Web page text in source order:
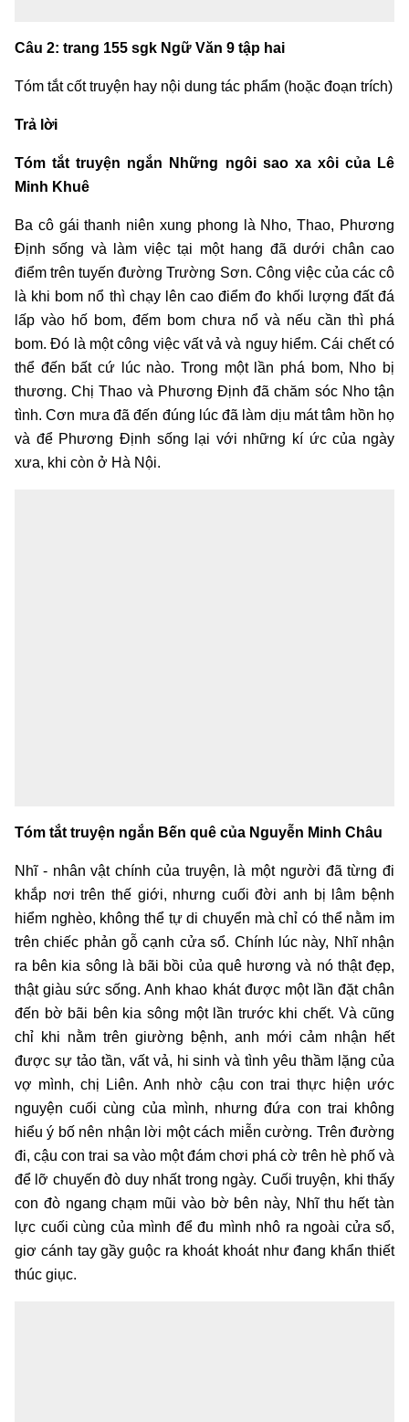
Câu 2: trang 155 sgk Ngữ Văn 9 tập hai
Tóm tắt cốt truyện hay nội dung tác phẩm (hoặc đoạn trích)
Trả lời
Tóm tắt truyện ngắn Những ngôi sao xa xôi của Lê
Minh Khuê
Ba cô gái thanh niên xung phong là Nho, Thao, Phương
Định sống và làm việc tại một hang đã dưới chân cao
điểm trên tuyến đường Trường Sơn. Công việc của các cô
là khi bom nổ thì chạy lên cao điểm đo khối lượng đất đá
lấp vào hố bom, đếm bom chưa nổ và nếu cần thì phá
bom. Đó là một công việc vất vả và nguy hiểm. Cái chết có
thể đến bất cứ lúc nào. Trong một lần phá bom, Nho bị
thương. Chị Thao và Phương Định đã chăm sóc Nho tận
tình. Cơn mưa đã đến đúng lúc đã làm dịu mát tâm hồn họ
và để Phương Định sống lại với những kí ức của ngày
xưa, khi còn ở Hà Nội.
Tóm tắt truyện ngắn Bến quê của Nguyễn Minh Châu
Nhĩ - nhân vật chính của truyện, là một người đã từng đi
khắp nơi trên thế giới, nhưng cuối đời anh bị lâm bệnh
hiểm nghèo, không thể tự di chuyển mà chỉ có thể nằm im
trên chiếc phản gỗ cạnh cửa sổ. Chính lúc này, Nhĩ nhận
ra bên kia sông là bãi bồi của quê hương và nó thật đẹp,
thật giàu sức sống. Anh khao khát được một lần đặt chân
đến bờ bãi bên kia sông một lần trước khi chết. Và cũng
chỉ khi nằm trên giường bệnh, anh mới cảm nhận hết
được sự tảo tần, vất vả, hi sinh và tình yêu thầm lặng của
vợ mình, chị Liên. Anh nhờ cậu con trai thực hiện ước
nguyện cuối cùng của mình, nhưng đứa con trai không
hiểu ý bố nên nhận lời một cách miễn cường. Trên đường
đi, cậu con trai sa vào một đám chơi phá cờ trên hè phố và
để lỡ chuyến đò duy nhất trong ngày. Cuối truyện, khi thấy
con đò ngang chạm mũi vào bờ bên này, Nhĩ thu hết tàn
lực cuối cùng của mình để đu mình nhô ra ngoài cửa sổ,
giơ cánh tay gầy guộc ra khoát khoát như đang khẩn thiết
thúc giục.